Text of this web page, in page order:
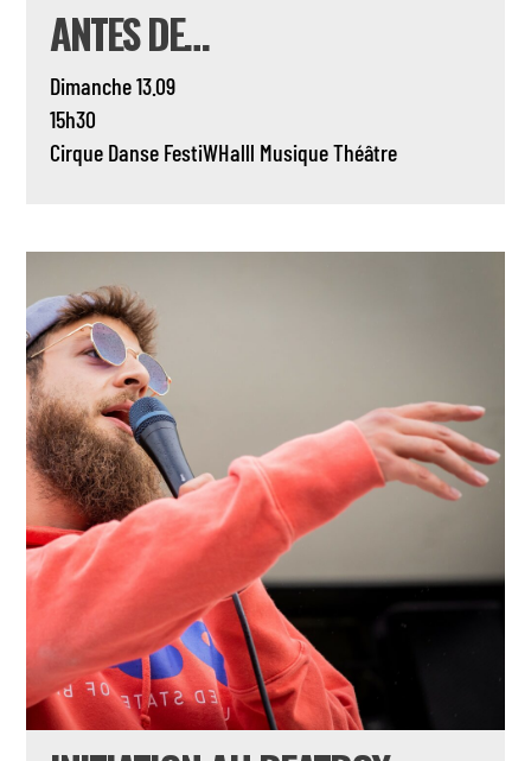
ANTES DE…
Dimanche 13.09
15h30
Cirque Danse FestiWHalll MusiqueThéâtre